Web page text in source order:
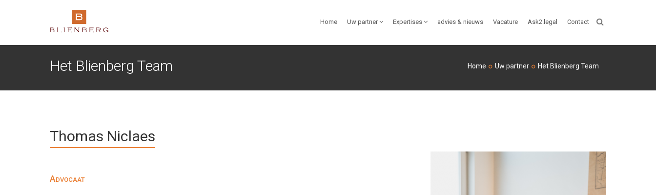
Home Uw partner Expertises advies & nieuws Vacature Ask2.legal Contact
Het Blienberg Team Home Uw partner Het Blienberg Team
Thomas Niclaes
Advocaat